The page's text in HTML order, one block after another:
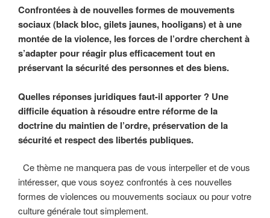
Confrontées à de nouvelles formes de mouvements
sociaux (black bloc, gilets jaunes, hooligans) et à une
montée de la violence, les forces de l’ordre cherchent à
s’adapter pour réagir plus efficacement tout en
préservant la sécurité des personnes et des biens.
Quelles réponses juridiques faut-il apporter ? Une
difficile équation à résoudre entre réforme de la
doctrine du maintien de l’ordre, préservation de la
sécurité et respect des libertés publiques.
Ce thème ne manquera pas de vous interpeller et de vous
intéresser, que vous soyez confrontés à ces nouvelles
formes de violences ou mouvements sociaux ou pour votre
culture générale tout simplement.